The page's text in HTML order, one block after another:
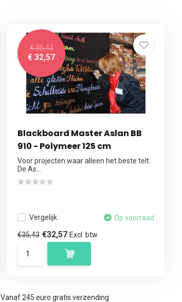
€ 35,43
€ 32,57
Blackboard Master Aslan BB
910 - Polymeer 125 cm
Voor projecten waar alleen het beste telt.
De As...
Vergelijk Op voorraad
€35,43 €32,57Excl. btw
Vanaf 245 euro gratis verzending